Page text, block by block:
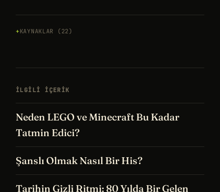
KAYNAKLAR (22)
İLGILI IÇERIK
Neden LEGO ve Minecraft Bu Kadar
Tatmin Edici?
Şanslı Olmak Nasıl Bir His?
Tarihin Gizli Ritmi: 80 Yılda Bir Gelen